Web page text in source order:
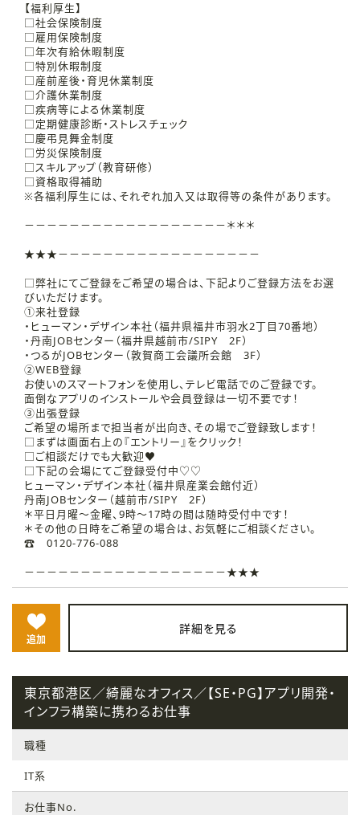
【福利厚生】
□社会保険制度
□雇用保険制度
□年次有給休暇制度
□特別休暇制度
□産前産後・育児休業制度
□介護休業制度
□疾病等による休業制度
□定期健康診断・ストレスチェック
□慶弔見舞金制度
□労災保険制度
□スキルアップ（教育研修）
□資格取得補助
※各福利厚生には、それぞれ加入又は取得等の条件があります。
－－－－－－－－－－－－－－－－－－＊＊＊
★★★－－－－－－－－－－－－－－－－－－
□弊社にてご登録をご希望の場合は、下記よりご登録方法をお選
びいただけます。
①来社登録
・ヒューマン・デザイン本社（福井県福井市羽水2丁目70番地）
・丹南JOBセンター（福井県越前市/SIPY 2F）
・つるがJOBセンター（敦賀商工会議所会館 3F）
②WEB登録
お使いのスマートフォンを使用し、テレビ電話でのご登録です。
面倒なアプリのインストールや会員登録は一切不要です！
③出張登録
ご希望の場所まで担当者が出向き、その場でご登録致します！
□まずは画面右上の『エントリー』をクリック！
□ご相談だけでも大歓迎♥
□下記の会場にてご登録受付中♡♡
ヒューマン・デザイン本社（福井県産業会館付近）
丹南JOBセンター（越前市/SIPY 2F）
＊平日月曜～金曜、9時～17時の間は随時受付中です！
＊その他の日時をご希望の場合は、お気軽にご相談ください。
☎ 0120-776-088
－－－－－－－－－－－－－－－－－－★★★
追加
詳細を見る
東京都港区／綺麗なオフィス／【SE・PG】アプリ開発・
インフラ構築に携わるお仕事
職種
IT系
お仕事No.